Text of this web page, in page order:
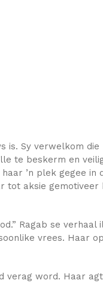
is. Sy verwelkom die
te beskerm en
’n plek gegee in
tot aksie gemotiveer
Ragab se verhaal
vrees. Haar
verag word. Haar